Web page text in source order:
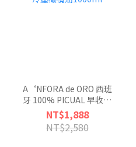
A‘NFORA de ORO 西班
牙 100% PICUAL 早收頂
級初榨冷壓橄欖油1000ml
NT$1,888
NT$2,580